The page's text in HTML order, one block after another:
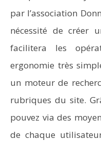
par l’association
nécessité de créer
facilitera les
ergonomie très
un moteur de
rubriques du site.
pouvez via des
de chaque